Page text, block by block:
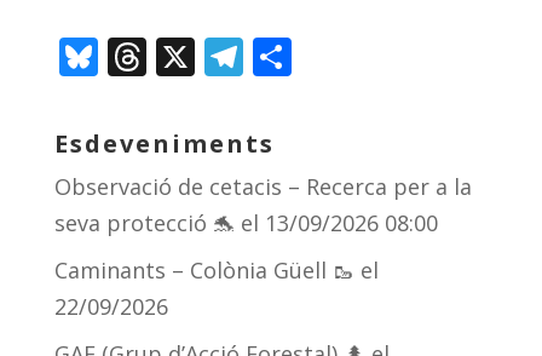
Bl
e
sk
y
T
re
a
d
s
X T
e
gr
a
m
C
p
ar
te
ix
Esdeveniments
Observació de cetacis – Recerca per a la
seva protecció 🐬 el 13/09/2026 08:00
Caminants – Colònia Güell 🥾 el
22/09/2026